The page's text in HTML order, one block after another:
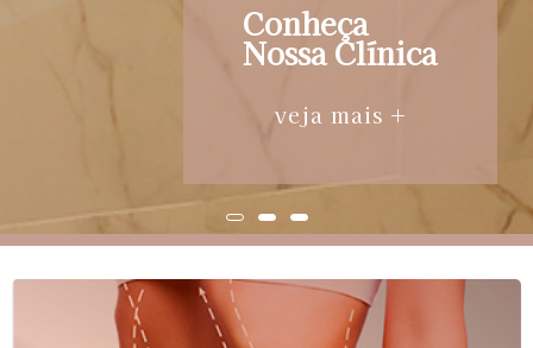
Conheça
Nossa Clínica
veja mais +